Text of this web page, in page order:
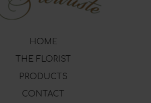
HOME
THE FLORIST
PRODUCTS
CONTACT